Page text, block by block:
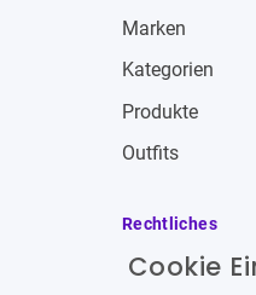
Marken
Kategorien
Produkte
Outfits
Rechtliches
Impressum
Cookie